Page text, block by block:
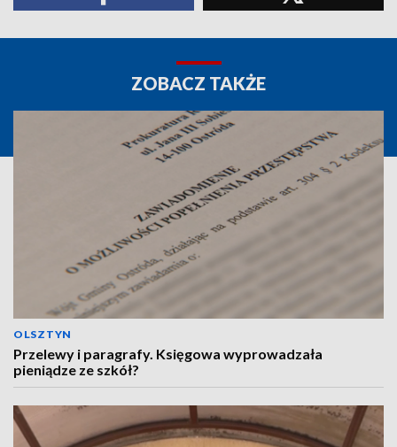
ZOBACZ TAKŻE
OLSZTYN
Przelewy i paragrafy. Księgowa wyprowadzała
pieniądze ze szkół?